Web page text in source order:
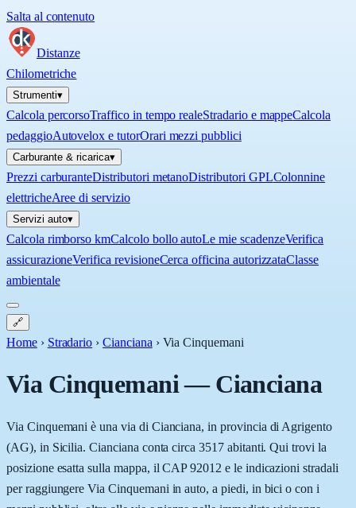
Salta al contenuto
Distanze
Chilometriche
Strumenti▾
Calcola percorsoTraffico in tempo realeStradario e mappeCalcola
pedaggioAutovelox e tutorOrari mezzi pubblici
Carburante & ricarica▾
Prezzi carburanteDistributori metanoDistributori GPLColonnine
elettricheAree di servizio
Servizi auto▾
Calcola rimborso kmCalcolo bollo autoLe mie scadenzeVerifica
assicurazioneVerifica revisioneCerca officina autorizzataClasse
ambientale
🔗
Home › Stradario › Cianciana › Via Cinquemani
Via Cinquemani—Cianciana
Via Cinquemani è una via di Cianciana, in provincia di Agrigento
(AG), in Sicilia. Cianciana conta circa 3517 abitanti. Qui trovi la
posizione esatta sulla mappa, il CAP 92012 e le indicazioni stradali
per raggiungere Via Cinquemani in auto, a piedi, in bici o con i